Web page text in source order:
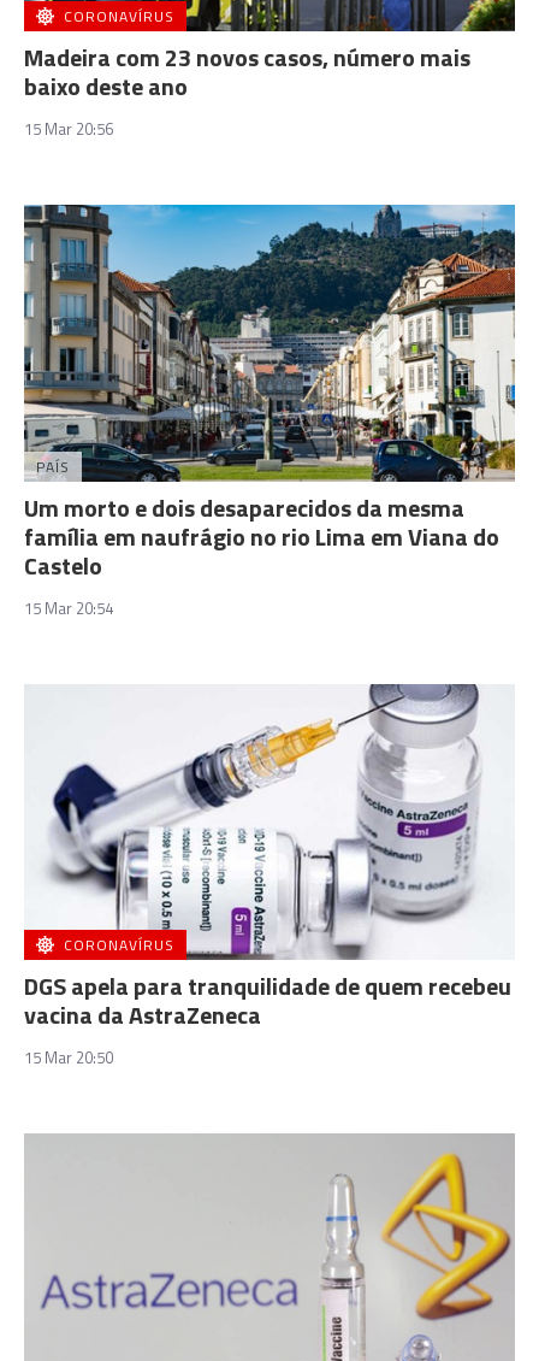
CORONAVÍRUS
Madeira com 23 novos casos, número mais
baixo deste ano
15 Mar 20:56
PAÍS
Um morto e dois desaparecidos da mesma
família em naufrágio no rio Lima em Viana do
Castelo
15 Mar 20:54
CORONAVÍRUS
DGS apela para tranquilidade de quem recebeu
vacina da AstraZeneca
15 Mar 20:50